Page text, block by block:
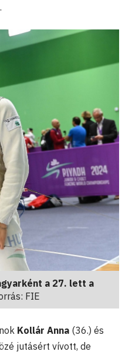
a 27. lett a
FIE
Kollár Anna (36.) és
jutásért vívott, de